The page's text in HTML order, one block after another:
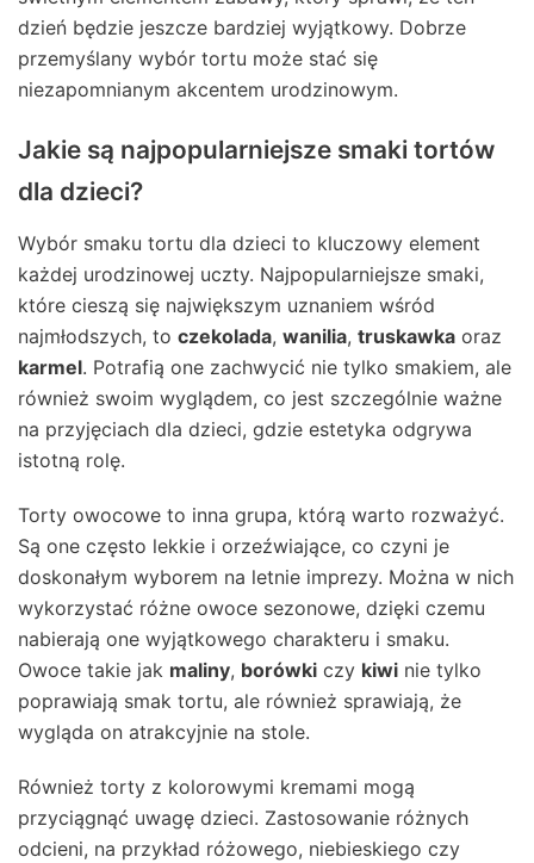
dzień będzie jeszcze bardziej wyjątkowy. Dobrze
przemyślany wybór tortu może stać się
niezapomnianym akcentem urodzinowym.
Jakie są najpopularniejsze smaki tortów
dla dzieci?
Wybór smaku tortu dla dzieci to kluczowy element
każdej urodzinowej uczty. Najpopularniejsze smaki,
które cieszą się największym uznaniem wśród
najmłodszych, to czekolada, wanilia, truskawka oraz
karmel. Potrafią one zachwycić nie tylko smakiem, ale
również swoim wyglądem, co jest szczególnie ważne
na przyjęciach dla dzieci, gdzie estetyka odgrywa
istotną rolę.
Torty owocowe to inna grupa, którą warto rozważyć.
Są one często lekkie i orzeźwiające, co czyni je
doskonałym wyborem na letnie imprezy. Można w nich
wykorzystać różne owoce sezonowe, dzięki czemu
nabierają one wyjątkowego charakteru i smaku.
Owoce takie jak maliny, borówki czy kiwi nie tylko
poprawiają smak tortu, ale również sprawiają, że
wygląda on atrakcyjnie na stole.
Również torty z kolorowymi kremami mogą
przyciągnąć uwagę dzieci. Zastosowanie różnych
odcieni, na przykład różowego, niebieskiego czy